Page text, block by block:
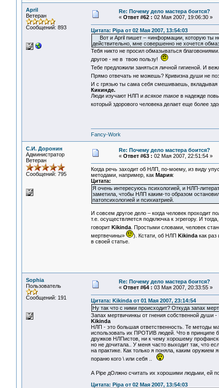
April
Ветеран
Сообщений: 893
Re: Почему дело мастера боится?
« Ответ #62 : 02 Мая 2007, 19:06:30 »
Цитата: Pipa от 02 Мая 2007, 13:54:03
Вот и April пишет – «информации, которую ты не
действительно, мне совершенно не хочется
Тебя никто не просил обмазываться
другое - не в твою пользу!
Тебе предложили заняться личной гигиеной. И
Прямо отвечать не можешь? Кривизна души не
И с грязью ты сама себя смешиваешь,
Кикинде.
Люди изучают НЛП и всякое такоев надежде
который здорового человека делает еще более
Fancy-Work
С.И. Доронин
Администратор
Ветеран
Сообщений: 795
Re: Почему дело мастера боится?
« Ответ #63 : 02 Мая 2007, 22:51:54 »
Когда речь заходит об НЛП, по-моему, из виду
методами, например, как Мария:
Цитата:
Я очень интересуюсь психологией, и НЛП-
заметила, чтобы НЛП каким-то образом
патопсихологией и психиатрией.
И совсем другое дело – когда человек проходит
т.е. осуществляется подключка к эгрегору. И
говорит Kikinda. Простыми словами, человек
мертвечины»
). Кстати, об НЛП Kikindaкак раз
в своей статье.
Sophia
Пользователь
Сообщений: 191
Re: Почему дело мастера боится?
« Ответ #64 : 03 Мая 2007, 20:33:55 »
Цитата: Kikinda от 01 Мая 2007, 23:14:54
Ну так что с ними происходит? Откуда запах
Запах мертвичинкы от гнения собственной души
Kikinda
НЛП - это большая ответственность. Те методы
использовать их ПРОТИВ людей. Что в принципе
дружков НЛПистов, ни к чему хорошему
но не дочитала.. У меня часто выходит так, что
на практике. Как только я поняла, каким оружием
пораню кого \ или себя ..
А Pipе дОлжно считать их хорошими людьми, ей
Цитата: Pipa от 02 Мая 2007, 13:54:03